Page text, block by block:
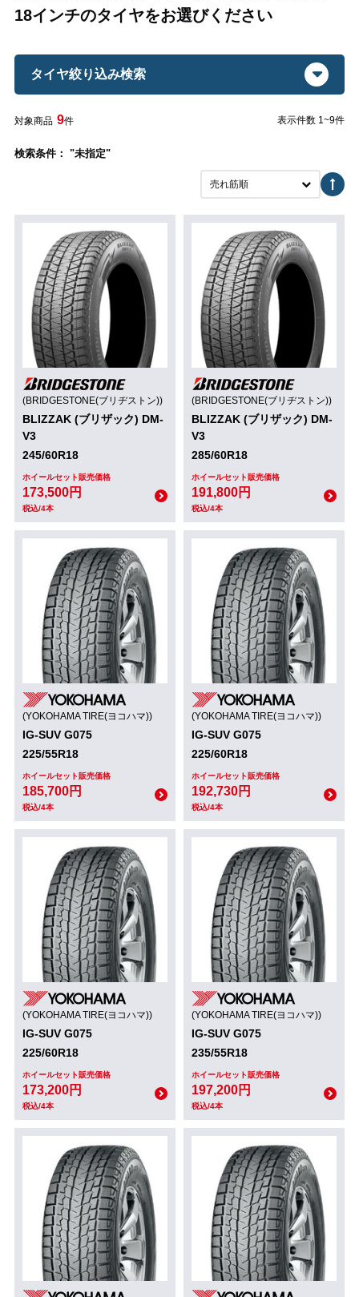
18インチのタイヤをお選びください
タイヤ絞り込み検索
対象商品 9件 表示件数 1~9件
検索条件： "未指定"
売れ筋順
(BRIDGESTONE(ブリヂストン))
BLIZZAK (ブリザック) DM-
V3
245/60R18
ホイールセット販売価格
173,500円
税込/4本
(BRIDGESTONE(ブリヂストン))
BLIZZAK (ブリザック) DM-
V3
285/60R18
ホイールセット販売価格
191,800円
税込/4本
(YOKOHAMA TIRE(ヨコハマ))
IG-SUV G075
225/55R18
ホイールセット販売価格
185,700円
税込/4本
(YOKOHAMA TIRE(ヨコハマ))
IG-SUV G075
225/60R18
ホイールセット販売価格
192,730円
税込/4本
(YOKOHAMA TIRE(ヨコハマ))
IG-SUV G075
225/60R18
ホイールセット販売価格
173,200円
税込/4本
(YOKOHAMA TIRE(ヨコハマ))
IG-SUV G075
235/55R18
ホイールセット販売価格
197,200円
税込/4本